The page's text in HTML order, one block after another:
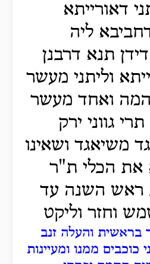
דאורייתא
ליה
תנא דרבנן
וליתני מעשר
ואחד מעשר
גווני ירק
משיאגד ושאינו
את הכלי ת"ר
ראש השנה עד
וחזר וליקט
בראשית והעלה זנב
כוכבים ממנו ומעיינות